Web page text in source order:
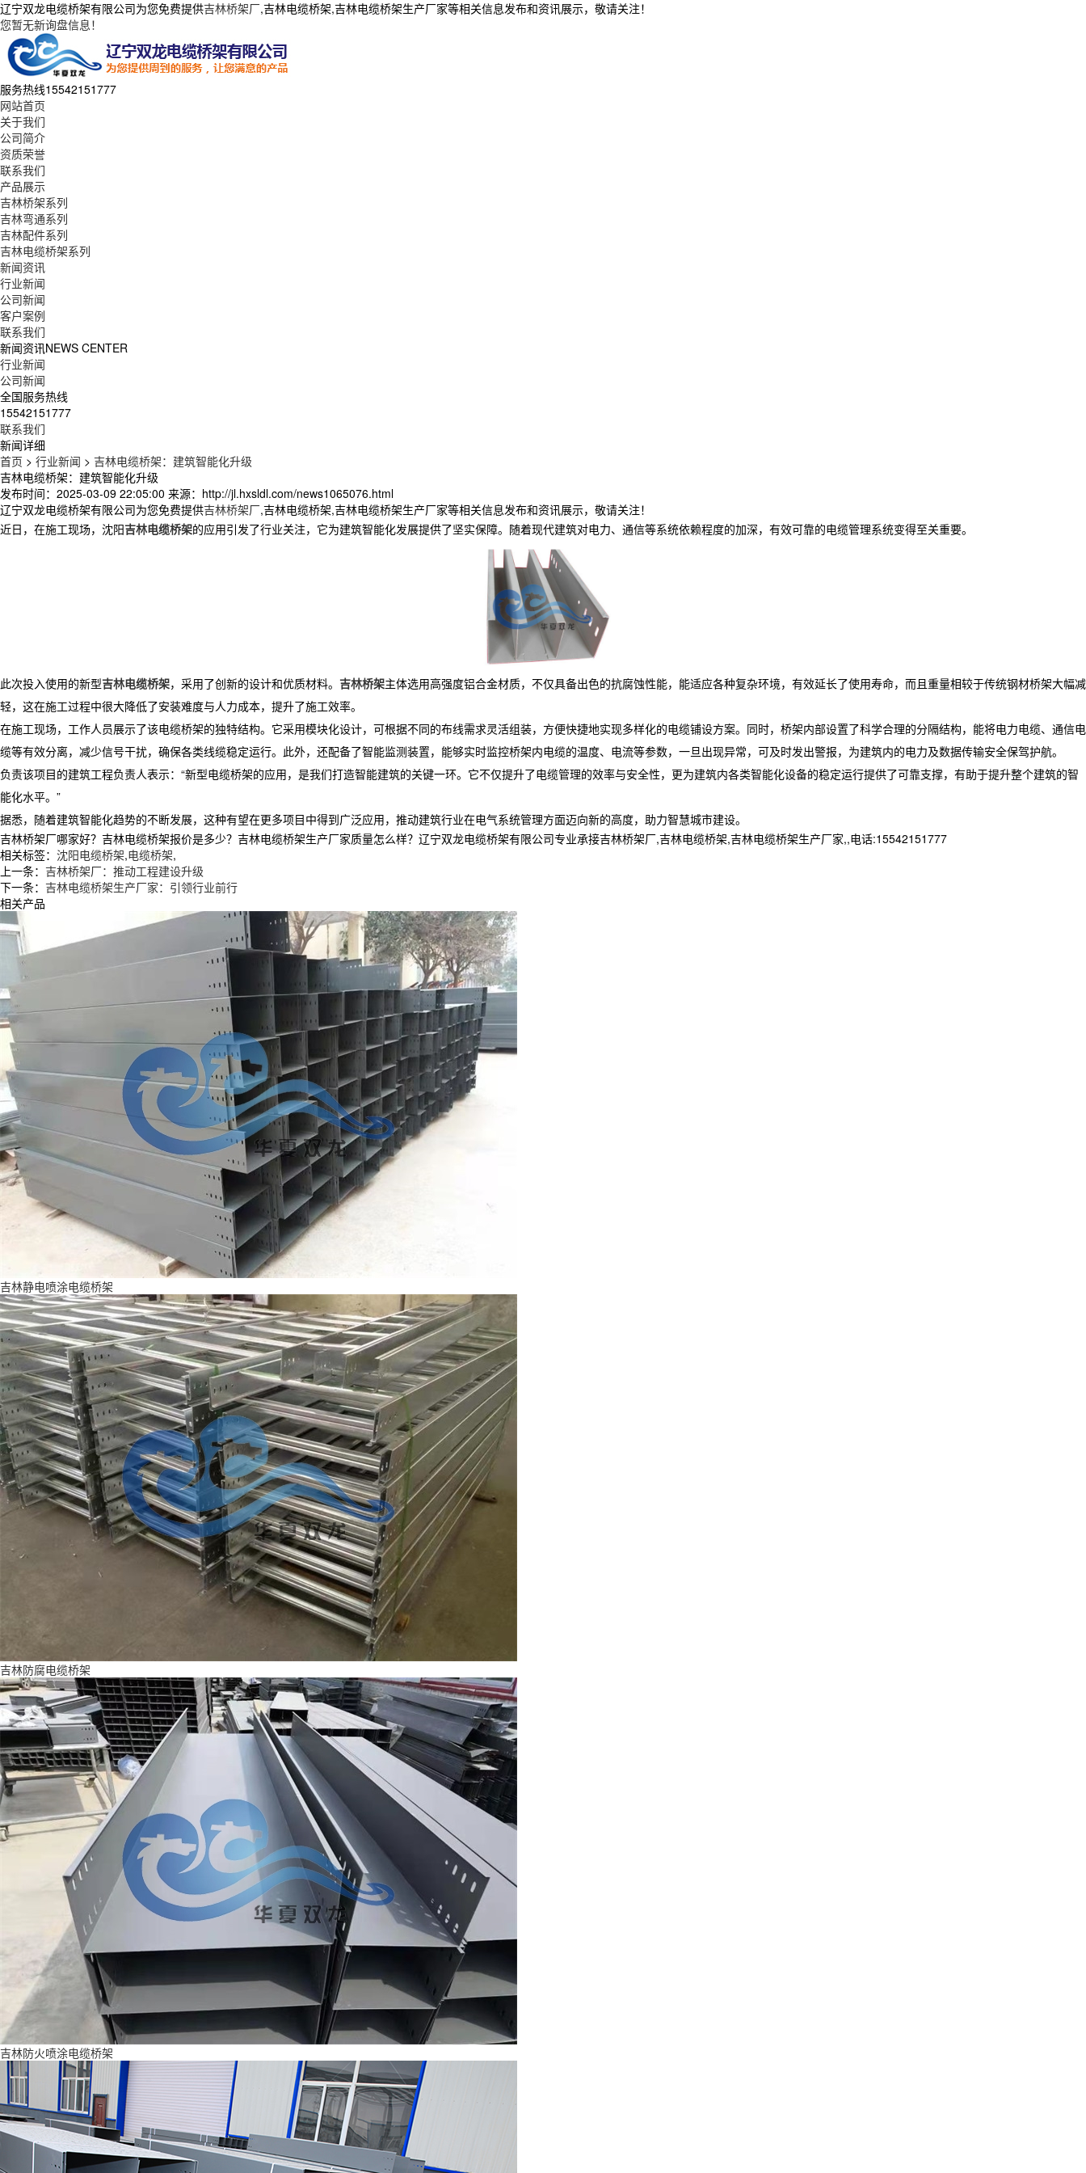
辽宁双龙电缆桥架有限公司为您免费提供吉林桥架厂,吉林电缆桥架,吉林电缆桥架生产厂家等相关信息发布和资讯展示，敬请关注！
您暂无新询盘信息！
服务热线15542151777
网站首页
关于我们
公司简介
资质荣誉
联系我们
产品展示
吉林桥架系列
吉林弯通系列
吉林配件系列
吉林电缆桥架系列
新闻资讯
行业新闻
公司新闻
客户案例
联系我们
新闻资讯NEWS CENTER
行业新闻
公司新闻
全国服务热线
15542151777
联系我们
新闻详细
首页 > 行业新闻 > 吉林电缆桥架：建筑智能化升级​
吉林电缆桥架：建筑智能化升级​
发布时间：2025-03-09 22:05:00 来源：http://jl.hxsldl.com/news1065076.html
辽宁双龙电缆桥架有限公司为您免费提供吉林桥架厂,吉林电缆桥架,吉林电缆桥架生产厂家等相关信息发布和资讯展示，敬请关注！
近日，在施工现场，沈阳吉林电缆桥架的应用引发了行业关注，它为建筑智能化发展提供了坚实保障。随着现代建筑对电力、通信等系统依赖程度的加深，有效可靠的电缆管理系统变得至关重要。
​ 此次投入使用的新型吉林电缆桥架，采用了创新的设计和优质材料。 吉林桥架主体选用高强度铝合金材质，不仅具备出色的抗腐蚀性能，能适应各种复杂环境，有效延长了使用寿命，而且重量相较于传统钢材桥架大幅减
轻，这在施工过程中很大降低了安装难度与人力成本，提升了施工效率。​
在施工现场，工作人员展示了该电缆桥架的独特结构。它采用模块化设计，可根据不同的布线需求灵活组装，方便快捷地实现多样化的电缆铺设方案。同时，桥架内部设置了科学合理的分隔结构，能将电力电缆、通信电
缆等有效分离，减少信号干扰，确保各类线缆稳定运行。此外，还配备了智能监测装置，能够实时监控桥架内电缆的温度、电流等参数，一旦出现异常，可及时发出警报，为建筑内的电力及数据传输安全保驾护航。​
负责该项目的建筑工程负责人表示：“新型电缆桥架的应用，是我们打造智能建筑的关键一环。它不仅提升了电缆管理的效率与安全性，更为建筑内各类智能化设备的稳定运行提供了可靠支撑，有助于提升整个建筑的智
能化水平。”​
据悉，随着建筑智能化趋势的不断发展，这种有望在更多项目中得到广泛应用，推动建筑行业在电气系统管理方面迈向新的高度，助力智慧城市建设。
吉林桥架厂哪家好？吉林电缆桥架报价是多少？吉林电缆桥架生产厂家质量怎么样？辽宁双龙电缆桥架有限公司专业承接吉林桥架厂,吉林电缆桥架,吉林电缆桥架生产厂家,,电话:15542151777
相关标签： 沈阳电缆桥架,电缆桥架,
上一条： 吉林桥架厂：推动工程建设升级​
下一条： 吉林电缆桥架生产厂家：引领行业前行
相关产品
吉林静电喷涂电缆桥架
吉林防腐电缆桥架
吉林防火喷涂电缆桥架